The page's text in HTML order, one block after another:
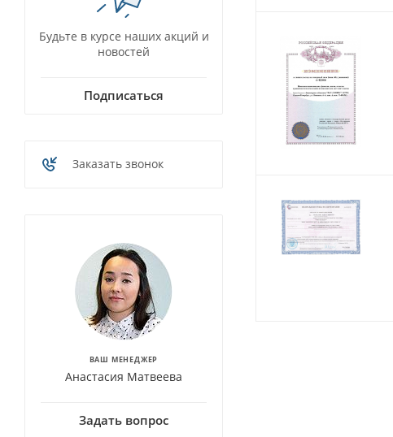
Будьте в курсе наших акций и
новостей
Подписаться
Заказать звонок
ВАШ МЕНЕДЖЕР
Анастасия Матвеева
Задать вопрос